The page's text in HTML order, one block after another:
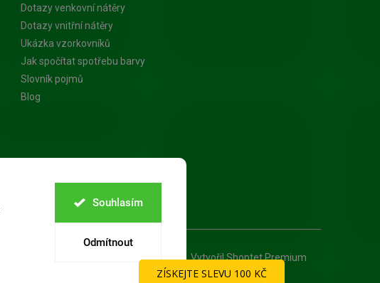
Odmítnout
Souhlasím
Dotazy venkovní nátěry
Dotazy vnitřní nátěry
Ukázka vzorkovníků
Jak spočítat spotřebu barvy
Slovník pojmů
Blog
Vytvořil Shoptet Premium
ZÍSKEJTE SLEVU 100 KČ